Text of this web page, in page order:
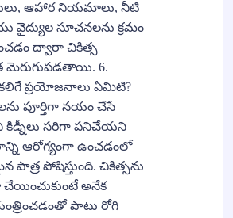
ఆహార నియమాలు, నీటి
సూచనలను క్రమం
ద్వారా చికిత్స
మెరుగుపడతాయి. 6.
ప్రయోజనాలు ఏమిటి?
పూర్తిగా నయం చేసే
కిడ్నీలు సరిగా పనిచేయని
ఆరోగ్యంగా ఉంచడంలో
పాత్ర పోషిస్తుంది. చికిత్సను
చేయించుకుంటే అనేక
పాటు రోగి